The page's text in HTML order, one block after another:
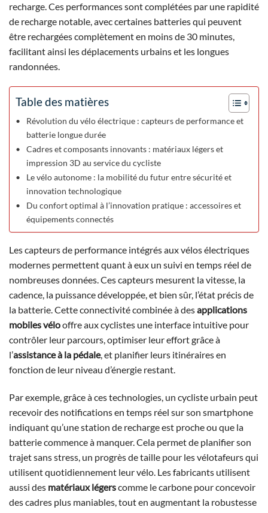
recharge. Ces performances sont complétées par une rapidité
de recharge notable, avec certaines batteries qui peuvent
être rechargées complètement en moins de 30 minutes,
facilitant ainsi les déplacements urbains et les longues
randonnées.
Table des matières
Révolution du vélo électrique : capteurs de performance et
batterie longue durée
Cadres et composants innovants : matériaux légers et
impression 3D au service du cycliste
Le vélo autonome : la mobilité du futur entre sécurité et
innovation technologique
Du confort optimal à l’innovation pratique : accessoires et
équipements connectés
Les capteurs de performance intégrés aux vélos électriques
modernes permettent quant à eux un suivi en temps réel de
nombreuses données. Ces capteurs mesurent la vitesse, la
cadence, la puissance développée, et bien sûr, l’état précis de
la batterie. Cette connectivité combinée à desapplications
mobiles vélooffre aux cyclistes une interface intuitive pour
contrôler leur parcours, optimiser leur effort grâce à
l’assistance à la pédale, et planifier leurs itinéraires en
fonction de leur niveau d’énergie restant.
Par exemple, grâce à ces technologies, un cycliste urbain peut
recevoir des notifications en temps réel sur son smartphone
indiquant qu’une station de recharge est proche ou que la
batterie commence à manquer. Cela permet de planifier son
trajet sans stress, un progrès de taille pour les vélotafeurs qui
utilisent quotidiennement leur vélo. Les fabricants utilisent
aussi des matériaux légerscomme le carbone pour concevoir
des cadres plus maniables, tout en augmentant la robustesse